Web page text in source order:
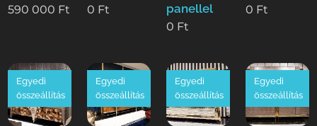
590 000 Ft 0 Ft
panellel
0 Ft
0 Ft
Egyedi
összeállítás
Egyedi
összeállítás
Egyedi
összeállítás
Egyedi
összeállítás